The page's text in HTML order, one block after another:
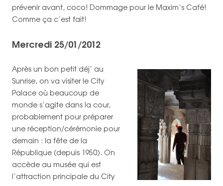
prévenir avant, coco! Dommage pour le Maxim’s Café!
Comme ça c’est fait!
Mercredi 25/01/2012
Après un bon petit déj’ au
Sunrise, on va visiter le City
Palace où beaucoup de
monde s’agite dans la cour,
probablement pour préparer
une réception/cérémonie pour
demain : la fête de la
République (depuis 1950). On
accède au musée qui est
l’attraction principale du City